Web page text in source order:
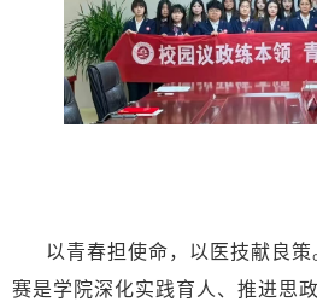
以青春担使命，以医技献良
赛是学院深化实践育人、推进思